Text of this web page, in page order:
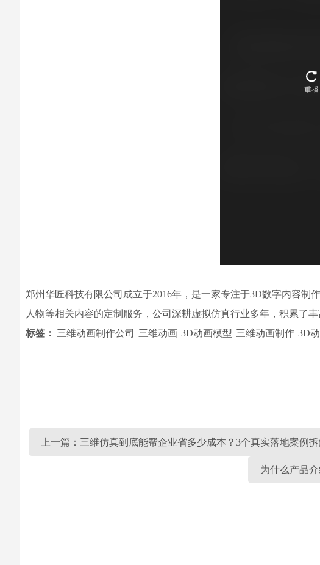
郑州华匠科技有限公司成立于2016年，是一家专注于3D数字内容制
人物等相关内容的定制服务，公司深耕虚拟仿真行业多年，积累了
标签： 三维动画制作公司 三维动画 3D动画模型 三维动画制作 3D
上一篇：三维仿真到底能帮企业省多少成本？3个真实落地案例
为什么产品